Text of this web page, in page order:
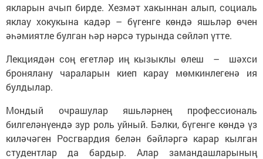
якларын ачып бирде. Хезмәт хакыннан алып, социаль
яклау хокукына кадәр – бүгенге көндә яшьләр өчен
әһәмиятле булган һәр нәрсә турында сөйләп үтте.
Лекциядән соң егетләр иң кызыклы өлеш – шәхси
бронялану чараларын киеп карау мөмкинлегенә ия
булдылар.
Мондый очрашулар яшьләрнең профессиональ
билгеләнүендә зур роль уйный. Бәлки, бүгенге көндә үз
киләчәген Росгвардия белән бәйләргә карар кылган
студентлар да бардыр. Алар замандашларының